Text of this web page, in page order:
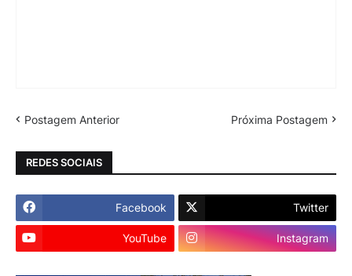
Postagem Anterior Próxima Postagem
REDES SOCIAIS
Facebook Twitter
YouTube Instagram